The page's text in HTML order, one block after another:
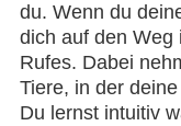
du. Wenn du
dich auf den Weg
Rufes. Dabei
Tiere, in der
Du lernst intuitiv